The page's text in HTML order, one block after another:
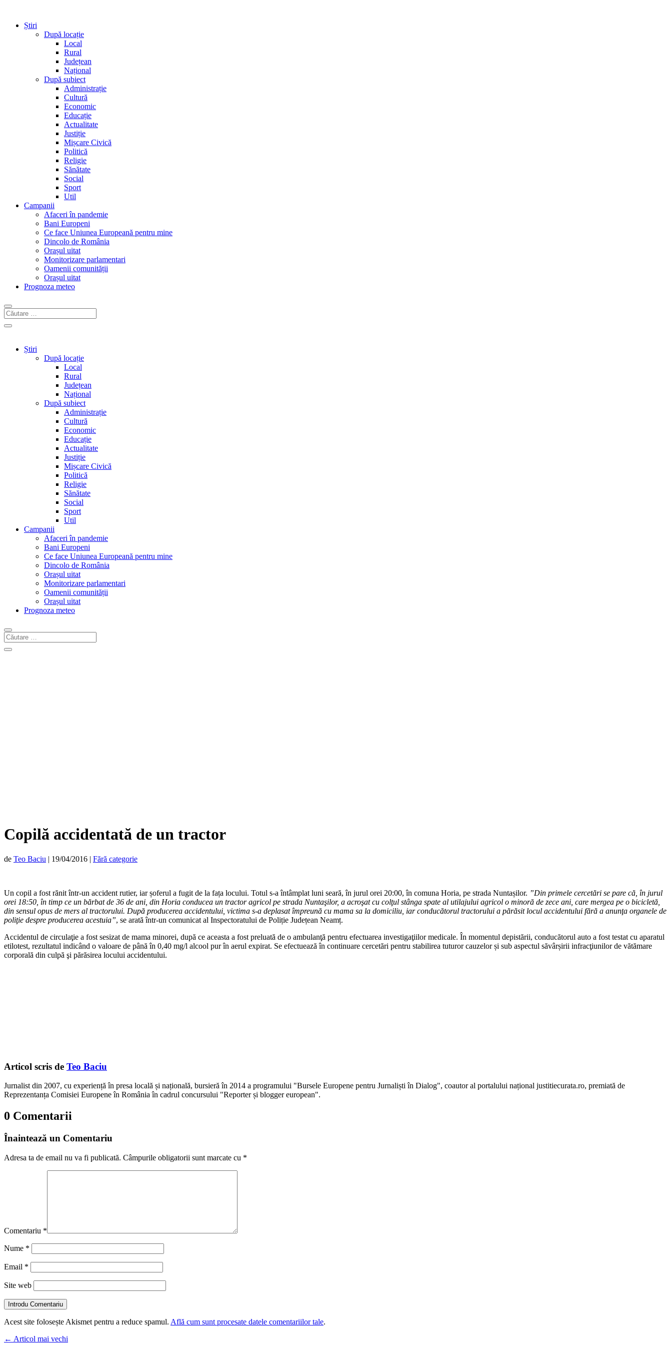
Știri
După locație
Local
Rural
Județean
Național
După subiect
Administrație
Cultură
Economic
Educație
Actualitate
Justiție
Mișcare Civică
Politică
Religie
Sănătate
Social
Sport
Util
Campanii
Afaceri în pandemie
Bani Europeni
Ce face Uniunea Europeană pentru mine
Dincolo de România
Orașul uitat
Monitorizare parlamentari
Oamenii comunității
Orașul uitat
Prognoza meteo
Știri
După locație
Local
Rural
Județean
Național
După subiect
Administrație
Cultură
Economic
Educație
Actualitate
Justiție
Mișcare Civică
Politică
Religie
Sănătate
Social
Sport
Util
Campanii
Afaceri în pandemie
Bani Europeni
Ce face Uniunea Europeană pentru mine
Dincolo de România
Orașul uitat
Monitorizare parlamentari
Oamenii comunității
Orașul uitat
Prognoza meteo
Copilă accidentată de un tractor
de Teo Baciu | 19/04/2016 | Fără categorie
Un copil a fost rănit într-un accident rutier, iar șoferul a fugit de la fața locului. Totul s-a întâmplat luni seară, în jurul orei 20:00, în comuna Horia, pe strada Nuntașilor. ”Din primele cercetări se pare că, în jurul
orei 18:50, în timp ce un bărbat de 36 de ani, din Horia conducea un tractor agricol pe strada Nuntaşilor, a acroşat cu colţul stânga spate al utilajului agricol o minoră de zece ani, care mergea pe o bicicletă,
din sensul opus de mers al tractorului. După producerea accidentului, victima s-a deplasat împreună cu mama sa la domiciliu, iar conducătorul tractorului a părăsit locul accidentului fără a anunţa organele de
poliţie despre producerea acestuia”, se arată într-un comunicat al Inspectoratului de Poliție Județean Neamț.
Accidentul de circulaţie a fost sesizat de mama minorei, după ce aceasta a fost preluată de o ambulanţă pentru efectuarea investigaţiilor medicale. În momentul depistării, conducătorul auto a fost testat cu aparatul
etilotest, rezultatul indicând o valoare de până în 0,40 mg/l alcool pur în aerul expirat. Se efectuează în continuare cercetări pentru stabilirea tuturor cauzelor și sub aspectul săvârșirii infracţiunilor de vătămare
corporală din culpă şi părăsirea locului accidentului.
Articol scris de Teo Baciu
Jurnalist din 2007, cu experiență în presa locală și națională, bursieră în 2014 a programului "Bursele Europene pentru Jurnaliști în Dialog", coautor al portalului național justitiecurata.ro, premiată de
Reprezentanța Comisiei Europene în România în cadrul concursului "Reporter și blogger european".
0 Comentarii
Înaintează un Comentariu
Adresa ta de email nu va fi publicată. Câmpurile obligatorii sunt marcate cu *
Comentariu *
Nume *
Email *
Site web
Introdu Comentariu
Acest site folosește Akismet pentru a reduce spamul. Află cum sunt procesate datele comentariilor tale.
← Articol mai vechi